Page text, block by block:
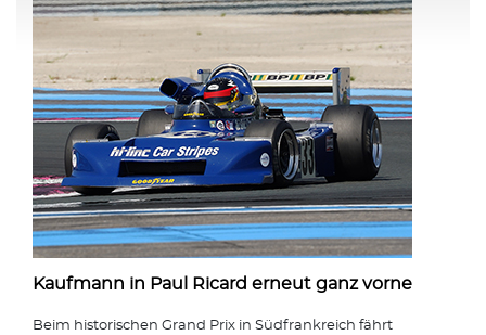
Kaufmann in Paul Ricard erneut ganz vorne
Beim historischen Grand Prix in Südfrankreich fährt